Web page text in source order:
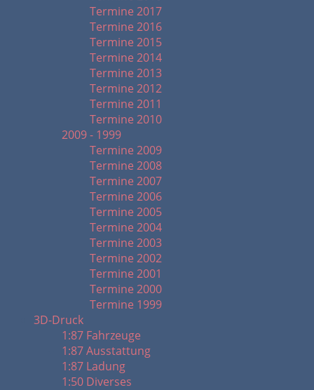
Termine 2017
Termine 2016
Termine 2015
Termine 2014
Termine 2013
Termine 2012
Termine 2011
Termine 2010
2009 - 1999
Termine 2009
Termine 2008
Termine 2007
Termine 2006
Termine 2005
Termine 2004
Termine 2003
Termine 2002
Termine 2001
Termine 2000
Termine 1999
3D-Druck
1:87 Fahrzeuge
1:87 Ausstattung
1:87 Ladung
1:50 Diverses